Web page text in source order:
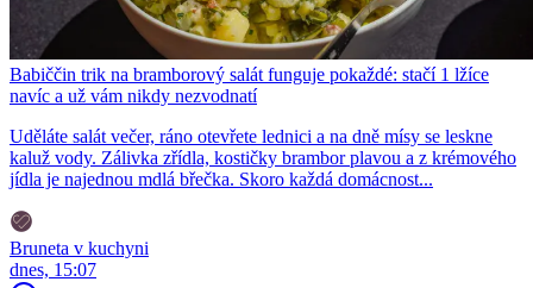
Babiččin trik na bramborový salát funguje pokaždé: stačí 1 lžíce
navíc a už vám nikdy nezvodnatí
Uděláte salát večer, ráno otevřete lednici a na dně mísy se leskne
kaluž vody. Zálivka zřídla, kostičky brambor plavou a z krémového
jídla je najednou mdlá břečka. Skoro každá domácnost...
Bruneta v kuchyni
dnes, 15:07